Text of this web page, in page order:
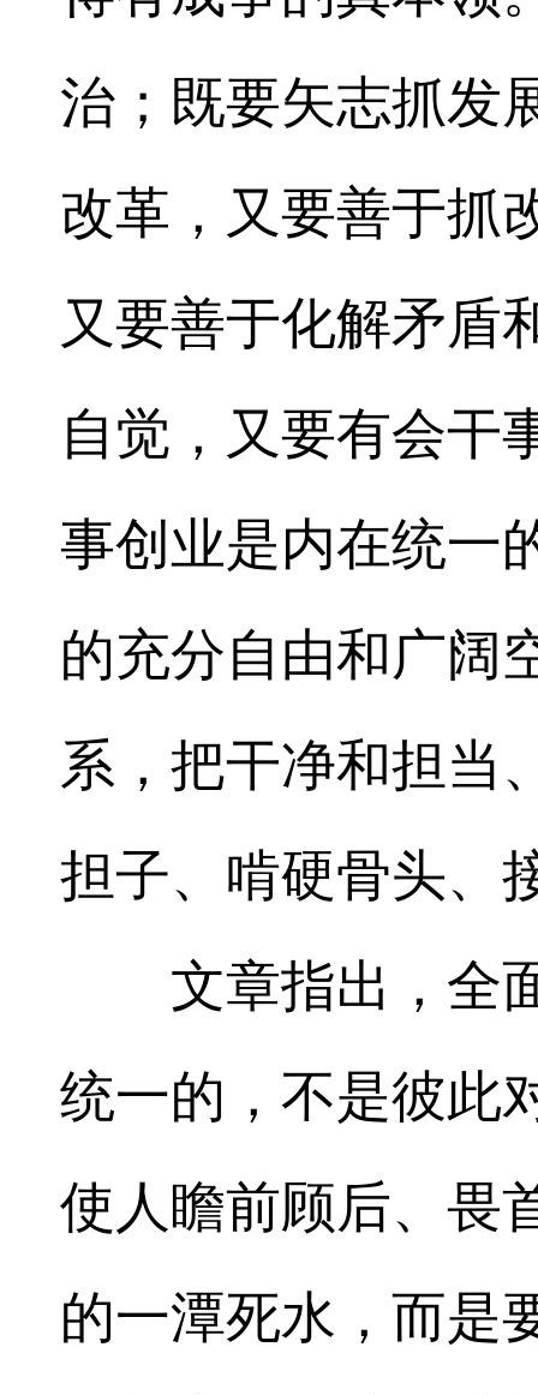
治；既要矢志抓发
改革，又要善于抓
又要善于化解矛盾
自觉，又要有会干
事创业是内在统一
的充分自由和广阔
系，把干净和担当
担子、啃硬骨头、
文章指出，全面
统一的，不是彼此
使人瞻前顾后、畏
的一潭死水，而是